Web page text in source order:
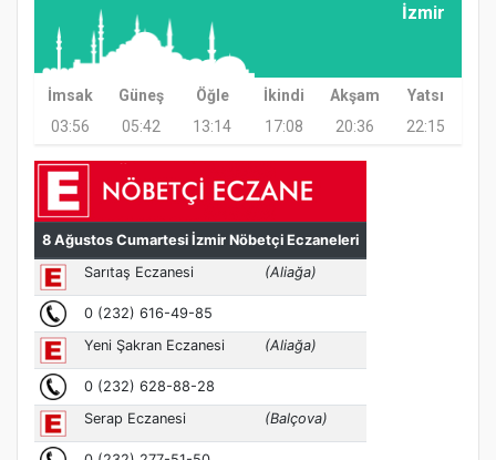
Etkinliği
koparıyor mu?
İzmir
İmsak Güneş Öğle İkindi Akşam
Yatsı
03:56
05:42 13:14 17:08 20:36 22:15